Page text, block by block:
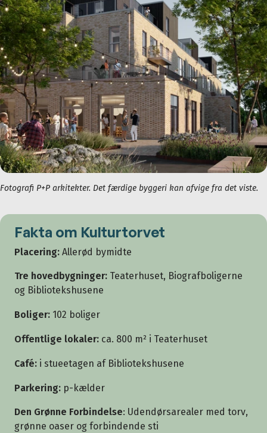
Fotografi P+P arkitekter. Det færdige byggeri kan afvige fra det viste.
Fakta om Kulturtorvet
Placering: Allerød bymidte
Tre hovedbygninger: Teaterhuset, Biografboligerne
og Bibliotekshusene
Boliger: 102 boliger
Offentlige lokaler: ca. 800 m² i Teaterhuset
Café: i stueetagen af Bibliotekshusene
Parkering: p-kælder
Den Grønne Forbindelse: Udendørsarealer med torv,
grønne oaser og forbindende sti